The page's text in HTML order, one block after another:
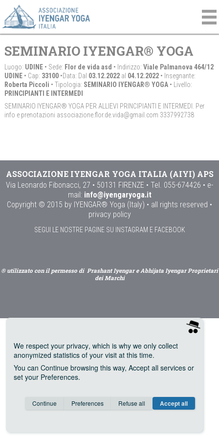
SEMINARIO IYENGAR® YOGA
Luogo: UDINE• Sede: Flor de vida asd • Indirizzo: Viale Palmanova 464/12
UDINE• Cap: 33100•Data: Dal 03.12.2022al 04.12.2022• Insegnante:
Roberta Piccoli • Tipologia: SEMINARIO IYENGAR® YOGA• Livello:
PRINCIPIANTI E INTERMEDI
SEMINARIO IYENGAR® YOGA PER ALLIEVI PRINCIPIANTI E INTERMEDI. Per
info e prenotazioni associazione.flor.de.vida@gmail.com 3337992738
ASSOCIAZIONE IYENGAR YOGA ITALIA (AIYI) APS
Via Leonardo Fibonacci, 27 • 50131 FIRENZE • Tel. 055-674426 • e-
mail: info@iyengaryoga.it
Copyright © 2015 by IYENGAR® Yoga (Italy) • all rights reserved •
privacy policy
SEGUI LE NOSTRE PAGINE SU INSTAGRAM E FACEBOOK
® utilizzato con il permesso di Prashant Iyengar e Abhijata Iyengar Proprietari
dei Marchi
We respect your privacy, which is why we only collect
anonymized statistics of your visit at this time.
You can Continue browsing this way, Accept all services or
set your Preferences.
Consent cookie learn more
Continue Preferences Refuse all Accept all
Anonymous Invisible Save